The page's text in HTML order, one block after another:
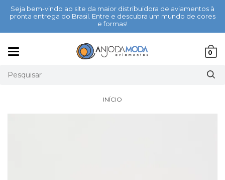
Seja bem-vindo ao site da maior distribuidora de aviamentos à
pronta entrega do Brasil. Entre e descubra um mundo de cores
e formas!
0
INÍCIO